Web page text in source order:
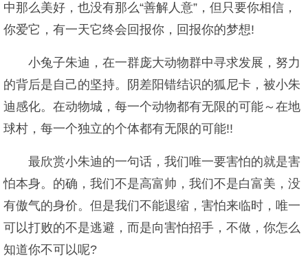
中那么美好，也没有那么“善解人意”，但只要你相信，
你爱它，有一天它终会回报你，回报你的梦想!
小兔子朱迪，在一群庞大动物群中寻求发展，努力
的背后是自己的坚持。阴差阳错结识的狐尼卡，被小朱
迪感化。在动物城，每一个动物都有无限的可能～在地
球村，每一个独立的个体都有无限的可能!!
最欣赏小朱迪的一句话，我们唯一要害怕的就是害
怕本身。的确，我们不是高富帅，我们不是白富美，没
有傲气的身价。但是我们不能退缩，害怕来临时，唯一
可以打败的不是逃避，而是向害怕招手，不做，你怎么
知道你不可以呢?